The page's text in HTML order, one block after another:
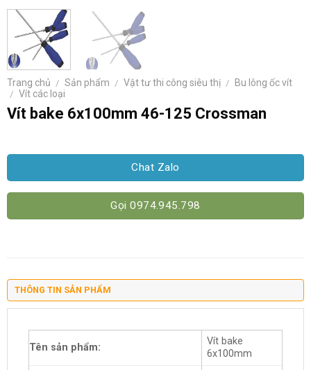
Trang chủ / Sản phẩm / Vật tư thi công siêu thị /
Bu lông ốc vít
/ Vít các loại
Vít bake 6x100mm 46-125 Crossman
Chat Zalo
Gọi 0974.945.798
THÔNG TIN SẢN PHẨM
Tên sản phẩm:
Vít bake
6x100mm